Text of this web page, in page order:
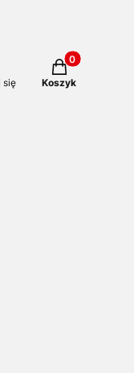
się
Produkty w
Koszyk